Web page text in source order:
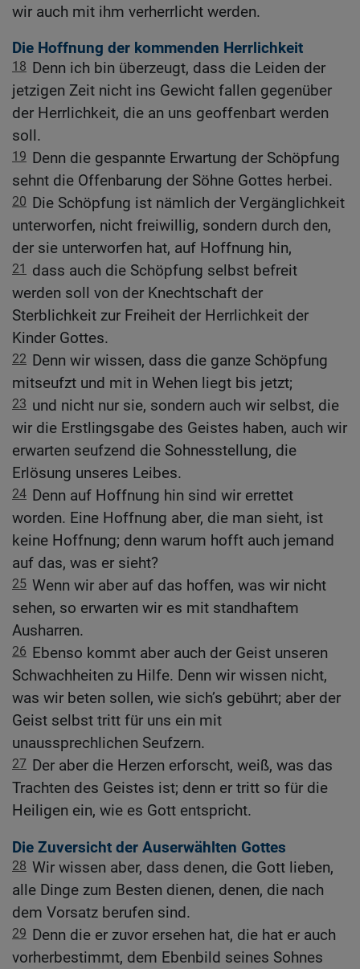
wir auch mit ihm verherrlicht werden.
Die Hoffnung der kommenden Herrlichkeit
18 Denn ich bin überzeugt, dass die Leiden der
jetzigen Zeit nicht ins Gewicht fallen gegenüber
der Herrlichkeit, die an uns geoffenbart werden
soll.
19 Denn die gespannte Erwartung der Schöpfung
sehnt die Offenbarung der Söhne Gottes herbei.
20 Die Schöpfung ist nämlich der Vergänglichkeit
unterworfen, nicht freiwillig, sondern durch den,
der sie unterworfen hat, auf Hoffnung hin,
21
dass auch die Schöpfung selbst befreit
werden soll von der Knechtschaft der
Sterblichkeit zur Freiheit der Herrlichkeit der
Kinder Gottes.
22 Denn wir wissen, dass die ganze Schöpfung
mitseufzt und mit in Wehen liegt bis jetzt;
23 und nicht nur sie, sondern auch wir selbst, die
wir die Erstlingsgabe des Geistes haben, auch wir
erwarten seufzend die Sohnesstellung, die
Erlösung unseres Leibes.
24 Denn auf Hoffnung hin sind wir errettet
worden. Eine Hoffnung aber, die man sieht, ist
keine Hoffnung; denn warum hofft auch jemand
auf das, was er sieht?
25 Wenn wir aber auf das hoffen, was wir nicht
sehen, so erwarten wir es mit standhaftem
Ausharren.
26 Ebenso kommt aber auch der Geist unseren
Schwachheiten zu Hilfe. Denn wir wissen nicht,
was wir beten sollen, wie sich’s gebührt; aber der
Geist selbst tritt für uns ein mit
unaussprechlichen Seufzern.
27 Der aber die Herzen erforscht, weiß, was das
Trachten des Geistes ist; denn er tritt so für die
Heiligen ein, wie es Gott entspricht.
Die Zuversicht der Auserwählten Gottes
28 Wir wissen aber, dass denen, die Gott lieben,
alle Dinge zum Besten dienen, denen, die nach
dem Vorsatz berufen sind.
29 Denn die er zuvor ersehen hat, die hat er auch
vorherbestimmt, dem Ebenbild seines Sohnes